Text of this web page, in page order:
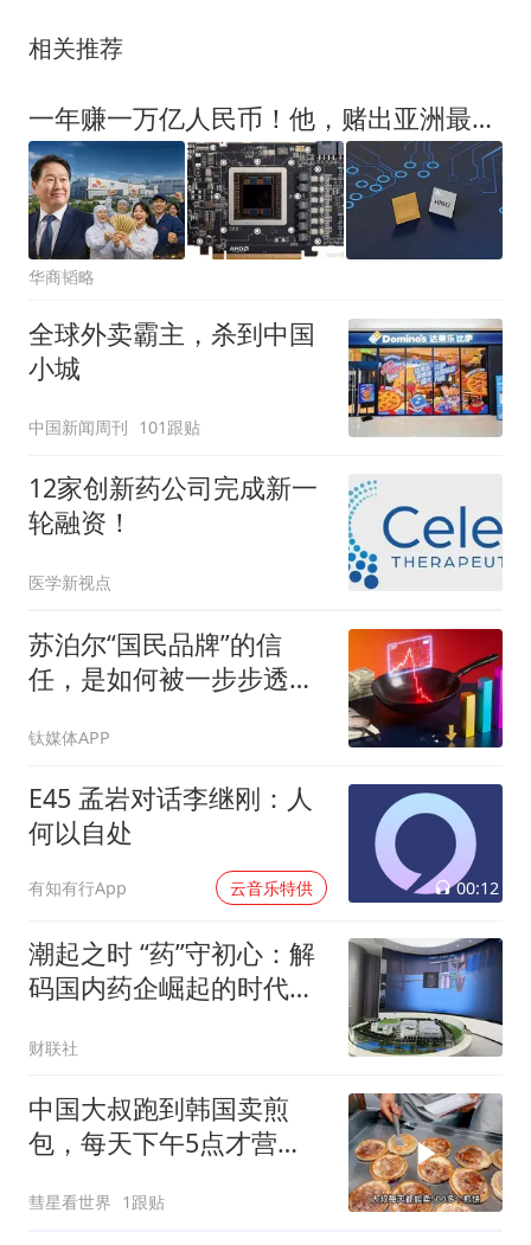
相关推荐
一年赚一万亿人民币！他，赌出亚洲最疯狂的科技公司
华商韬略
全球外卖霸主，杀到中国
小城
中国新闻周刊 101跟贴
12家创新药公司完成新一
轮融资！
医学新视点
苏泊尔“国民品牌”的信
任，是如何被一步步透支
钛媒体APP
E45 孟岩对话李继刚：人
何以自处
有知有行App 云音乐特供 00:12
潮起之时 “药”守初心：解
码国内药企崛起的时代答
财联社
中国大叔跑到韩国卖煎
包，每天下午5点才营
彗星看世界 1跟贴